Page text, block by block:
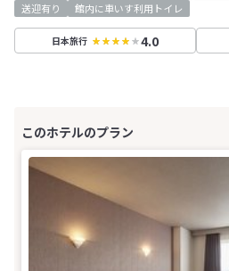
送迎有り
館内に車いす利用トイレ
日本旅行 4.0